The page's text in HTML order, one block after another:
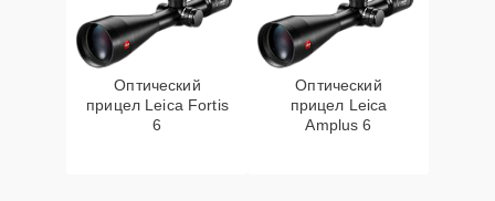
Оптический
прицел Leica Fortis
6
Оптический
прицел Leica
Amplus 6